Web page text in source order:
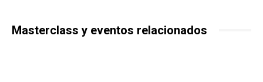
Masterclass y eventos relacionados